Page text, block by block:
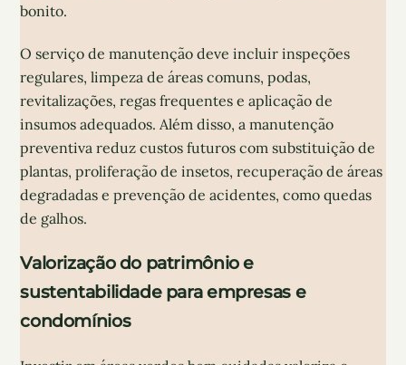
bonito.
O serviço de manutenção deve incluir inspeções
regulares, limpeza de áreas comuns, podas,
revitalizações, regas frequentes e aplicação de
insumos adequados. Além disso, a manutenção
preventiva reduz custos futuros com substituição de
plantas, proliferação de insetos, recuperação de áreas
degradadas e prevenção de acidentes, como quedas
de galhos.
Valorização do patrimônio e
sustentabilidade para empresas e
condomínios